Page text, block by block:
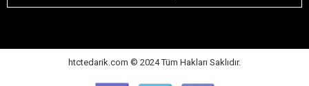
htctedarik.com © 2024 Tüm Hakları Saklıdır.